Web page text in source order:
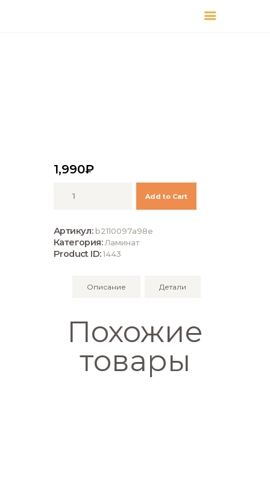
1,990₽
Kronotex
Plus
D3662
Дуб
Add to Cart
Артикул:b2110097a98e
Категория: Ламинат
Product ID:1443
Описание Детали
Похожие
товары